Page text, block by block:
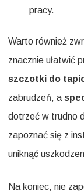
pracy.
Warto również
znacznie ułatwić
szczotki do
zabrudzeń, a
dotrzeć w trudno
zapoznać się z
uniknąć
Na koniec, nie